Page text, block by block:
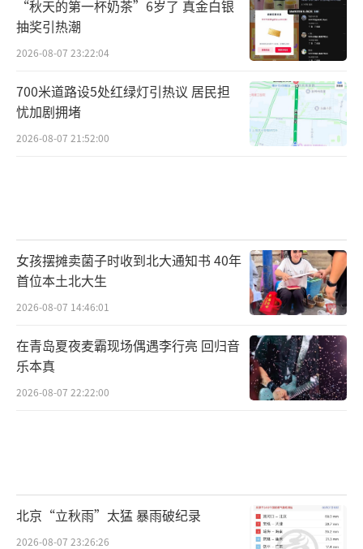
“秋天的第一杯奶茶”6岁了 真金白银
抽奖引热潮
2026-08-07 23:22:04
700米道路设5处红绿灯引热议 居民担
忧加剧拥堵
2026-08-07 21:52:00
女孩摆摊卖菌子时收到北大通知书 40年
首位本土北大生
2026-08-07 14:46:01
在青岛夏夜麦霸现场偶遇李行亮 回归音
乐本真
2026-08-07 22:22:00
北京“立秋雨”太猛 暴雨破纪录
2026-08-07 23:26:26